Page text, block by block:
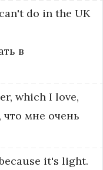
can't do in the UK
в
which I love,
мне очень
it's light.